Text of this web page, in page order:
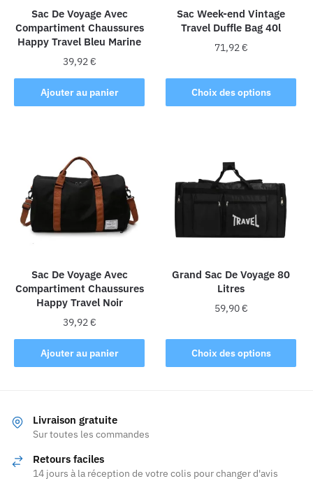
Sac De Voyage Avec
Compartiment Chaussures
Happy Travel Bleu Marine
39,92€
Ajouter au panier
Sac Week-end Vintage
Travel Duffle Bag 40l
71,92€
Choix des options
produit
a
options
peuvent
choisies
sur
page
du
produit
Sac De Voyage Avec
Compartiment Chaussures
Happy Travel Noir
39,92€
Ajouter au panier
Grand Sac De Voyage 80
Litres
59,90€
Choix des options
produit
a
être
Livraison gratuite
Sur toutes les commandes
Retours faciles
14 jours à la réception de votre colis pour changer d'avis